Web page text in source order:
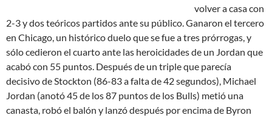
volver a casa con
2-3 y dos teóricos partidos ante su público. Ganaron el tercero
en Chicago, un histórico duelo que se fue a tres prórrogas, y
sólo cedieron el cuarto ante las heroicidades de un Jordan que
acabó con 55 puntos. Después de un triple que parecía
decisivo de Stockton (86-83 a falta de 42 segundos), Michael
Jordan (anotó 45 de los 87 puntos de los Bulls) metió una
canasta, robó el balón y lanzó después por encima de Byron